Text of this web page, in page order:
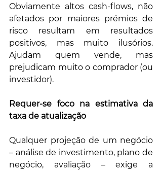
Obviamente altos cash-flows, não
afetados por maiores prémios de
risco resultam em resultados
positivos, mas muito ilusórios.
Ajudam quem vende, mas
prejudicam muito o comprador (ou
investidor).
Requer-se foco na estimativa da
taxa de atualização
Qualquer projeção de um negócio
– análise de investimento, plano de
negócio, avaliação – exige a